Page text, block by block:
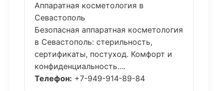
Аппаратная косметология в
Севастополь
Безопасная аппаратная косметология
в Севастополь: стерильность,
сертификаты, постуход. Комфорт и
конфиденциальность....
Телефон: +7-949-914-89-84